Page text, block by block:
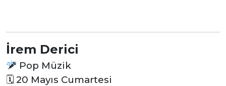
İrem Derici
Pop Müzik
🗓 20 Mayıs Cumartesi